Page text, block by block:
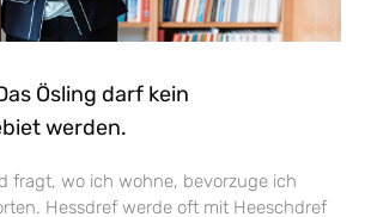
Ösling darf kein
werden.
fragt, wo ich wohne, bevorzuge ich
Hessdref werde oft mit Heeschdref